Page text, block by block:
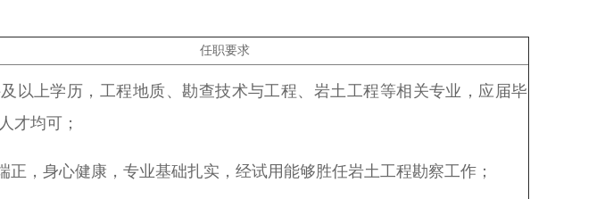
任职要求
以上学历，工程地质、勘查技术与工程、岩土工程等相关专业，应届毕
才均可；
正，身心健康，专业基础扎实，经试用能够胜任岩土工程勘察工作；